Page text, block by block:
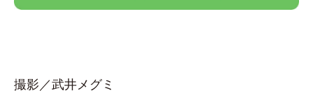
撮影／武井メグミ